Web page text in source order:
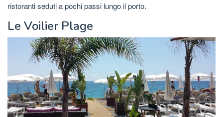
ristoranti seduti a pochi passi lungo il porto.
Le Voilier Plage